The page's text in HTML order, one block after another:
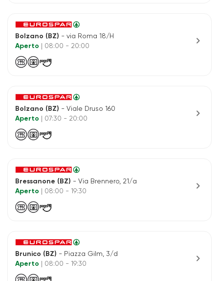
Bolzano (BZ) - via Roma 18/H
Aperto
| 08:00 - 20:00 chevron_right
Bolzano (BZ) - Viale Druso 160
Aperto
| 07:30 - 20:00 chevron_right
Bressanone (BZ) - Via Brennero, 21/a
Aperto
| 08:00 - 19:30 chevron_right
Brunico (BZ) - Piazza Gilm, 3/d
Aperto
| 08:00 - 19:30 chevron_right